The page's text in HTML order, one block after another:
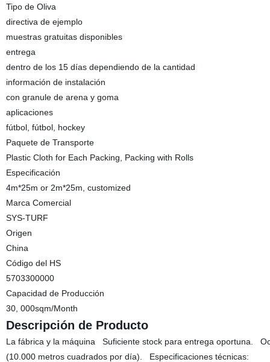
Tipo de Oliva
directiva de ejemplo
muestras gratuitas disponibles
entrega
dentro de los 15 días dependiendo de la cantidad
información de instalación
con granule de arena y goma
aplicaciones
fútbol, fútbol, hockey
Paquete de Transporte
Plastic Cloth for Each Packing, Packing with Rolls
Especificación
4m*25m or 2m*25m, customized
Marca Comercial
SYS-TURF
Origen
China
Código del HS
5703300000
Capacidad de Producción
30, 000sqm/Month
Descripción de Producto
La fábrica y la máquina Suficiente stock para entrega oportuna.
(10.000 metros cuadrados por día). Especificaciones técnicas: